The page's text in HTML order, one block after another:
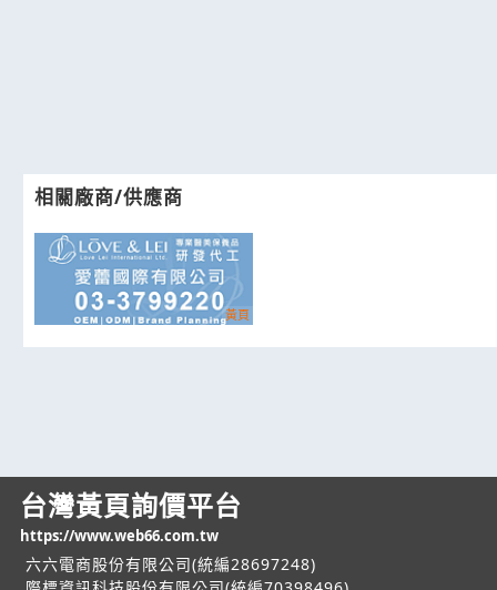
相關廠商/供應商
台灣黃頁詢價平台
https://www.web66.com.tw
六六電商股份有限公司(統編28697248)